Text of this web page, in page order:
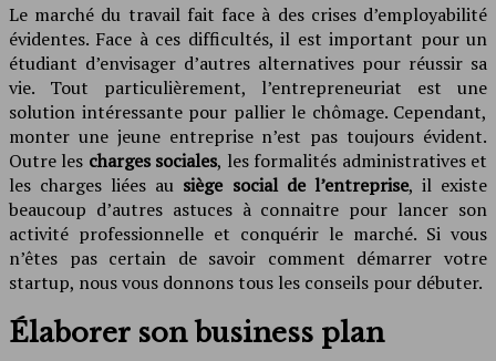
Le marché du travail fait face à des crises d’employabilité
évidentes. Face à ces difficultés, il est important pour un
étudiant d’envisager d’autres alternatives pour réussir sa
vie. Tout particulièrement, l’entrepreneuriat est une
solution intéressante pour pallier le chômage. Cependant,
monter une jeune entreprise n’est pas toujours évident.
Outre les charges sociales, les formalités administratives et
les charges liées au siège social de l’entreprise, il existe
beaucoup d’autres astuces à connaitre pour lancer son
activité professionnelle et conquérir le marché. Si vous
n’êtes pas certain de savoir comment démarrer votre
startup, nous vous donnons tous les conseils pour débuter.
Élaborer son business plan